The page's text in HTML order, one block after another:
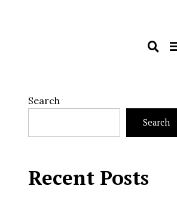
Search
Search
Recent Posts